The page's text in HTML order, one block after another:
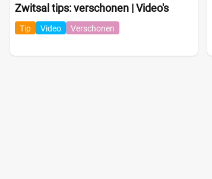
Zwitsal tips: verschonen | Video's
Tip Video Verschonen